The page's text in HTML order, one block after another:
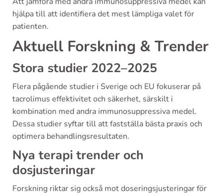
hjälpa till att identifiera det mest lämpliga valet för
patienten.
Aktuell Forskning & Trender
Stora studier 2022–2025
Flera pågående studier i Sverige och EU fokuserar på
tacrolimus effektivitet och säkerhet, särskilt i
kombination med andra immunosuppressiva medel.
Dessa studier syftar till att fastställa bästa praxis och
optimera behandlingsresultaten.
Nya terapi trender och
dosjusteringar
Forskning riktar sig också mot doseringsjusteringar för